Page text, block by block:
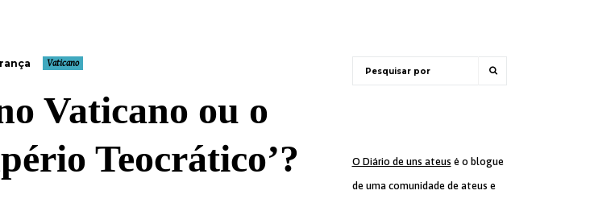
Vaticano
Vaticano ou o
Teocrático’?
O Diário de uns ateus é o blogue
de uma comunidade de ateus e